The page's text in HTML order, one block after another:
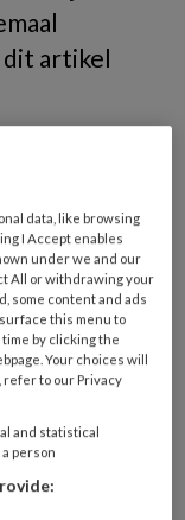
dit artikel
en lees 2
Log dan in
data, like browsing
I Accept enables
under we and our
All or withdrawing your
some content and ads
this menu to
by clicking the
Your choices will
to our Privacy
and statistical
person